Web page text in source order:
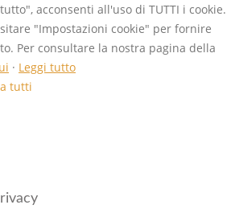
acconsenti all'uso di TUTTI i cookie.
"Impostazioni cookie" per fornire
Per consultare la nostra pagina della
· Leggi tutto
tutti